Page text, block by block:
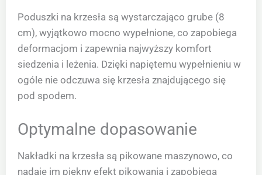
Poduszki na krzesła są wystarczająco grube (8
cm), wyjątkowo mocno wypełnione, co zapobiega
deformacjom i zapewnia najwyższy komfort
siedzenia i leżenia. Dzięki napiętemu wypełnieniu w
ogóle nie odczuwa się krzesła znajdującego się
pod spodem.
Optymalne dopasowanie
Nakładki na krzesła są pikowane maszynowo, co
nadaje im piękny efekt pikowania i zapobiega